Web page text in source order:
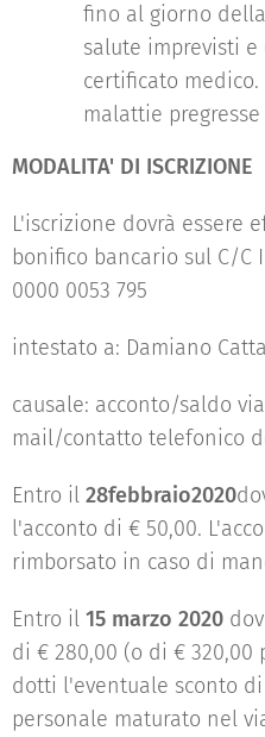
fino al giorno
salute imprevisti
certificato
malattie
MODALITA' DI ISCRIZIONE
L'iscrizione dovrà essere
bonifico bancario sul C/C
0000 0053 795
intestato a: Damiano
causale: acconto/saldo
mail/contatto telefonico
Entro il 28febbraio2020
l'acconto di € 50,00.
rimborsato in caso di
Entro il 15 marzo 2020
di € 280,00 (o di € 320,00
dotti l'eventuale sconto
personale maturato nel